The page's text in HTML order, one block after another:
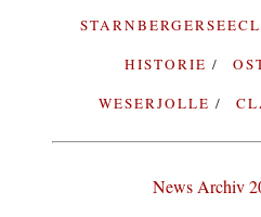
HISTORIE
WESERJOLLE
News Archiv